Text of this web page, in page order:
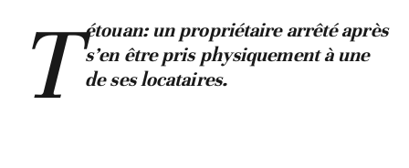
T étouan: un propriétaire arrêté après
s’en être pris physiquement à une
de ses locataires.